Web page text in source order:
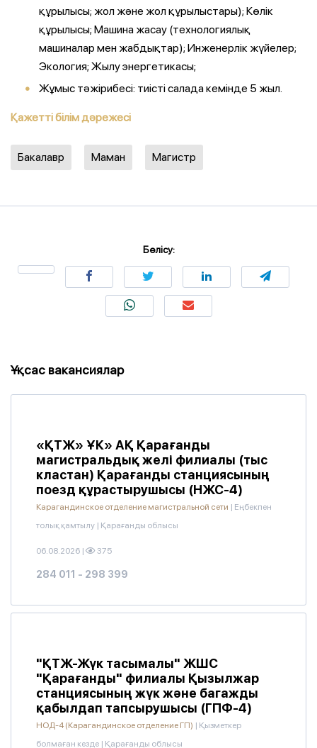
құрылысы; жол және жол құрылыстары); Көлік
құрылысы; Машина жасау (технологиялық
машиналар мен жабдықтар); Инженерлік жүйелер;
Экология; Жылу энергетикасы;
Жұмыс тәжірибесі: тиісті салада кемінде 5 жыл.
Қажетті білім дәрежесі
Бакалавр Маман Магистр
Бөлісу:
Ұқсас вакансиялар
«ҚТЖ» ҰК» АҚ Қарағанды ​​
магистральдық желі филиалы (тыс
кластан) Қарағанды станциясының
поезд құрастырушысы (НЖС-4)
Карагандинское отделение магистральной сети | Еңбекпен
толық қамтылу | Қарағанды облысы
06.08.2026 | 375
284 011 - 298 399
"ҚТЖ-Жүк тасымалы" ЖШС
"Қарағанды" филиалы Қызылжар
станциясының жүк және багажды
қабылдап тапсырушысы (ГПФ-4)
НОД-4 (Карагандинское отделение ГП) | Қызметкер
болмаған кезде | Қарағанды облысы